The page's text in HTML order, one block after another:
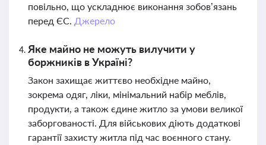
повільно, що ускладнює виконання зобов’язань
перед ЄС. Джерело
Яке майно не можуть вилучити у
боржників в Україні?
Закон захищає життєво необхідне майно,
зокрема одяг, ліки, мінімальний набір меблів,
продукти, а також єдине житло за умови великої
заборгованості. Для військових діють додаткові
гарантії захисту житла під час воєнного стану.